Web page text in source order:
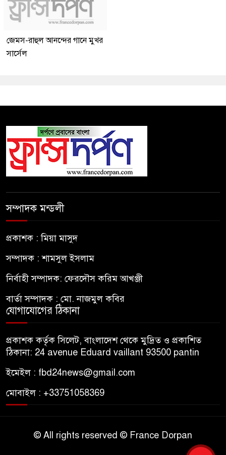
জেমস-রাহুল আনন্দের গানে মুখর
সার্সেল
সম্পাদক মন্ডলী
প্রকাশক : মিয়া মাসুদ
সম্পাদক : শামসুল ইসলাম
নির্বাহী সম্পাদক: ফেরদৌস করিম আখঞ্জী
বার্তা সম্পাদক : মো. নাজমুল কবির
যোগাযোগের ঠিকানা
প্রকাশক কর্তৃক সিলেট, বাংলাদেশ থেকে মুদ্রিত ও প্রকাশিত
ঠিকানা: 24 avenue Eduard vaillant 93500 pantin
ইমেইল : fbd24news@gmail.com
মোবাইল : +33751058369
© All rights reserved © France Dorpan